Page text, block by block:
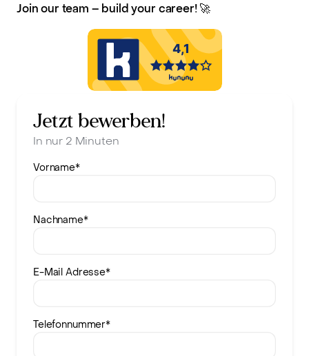
Join our team – build your career! 🚀
Jetzt bewerben!
In nur 2 Minuten
Vorname*
Nachname*
E-Mail Adresse*
Telefonnummer*